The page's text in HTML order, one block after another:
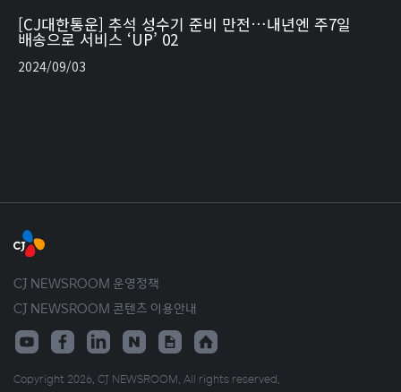
[CJ대한통운] 추석 성수기 준비 만전…내년엔 주7일
배송으로 서비스 ‘UP’ 02
2024/09/03
CJ NEWSROOM 운영정책
CJ NEWSROOM 콘텐츠 이용안내
Copyright 2026. CJ NEWSROOM. All rights reserved.